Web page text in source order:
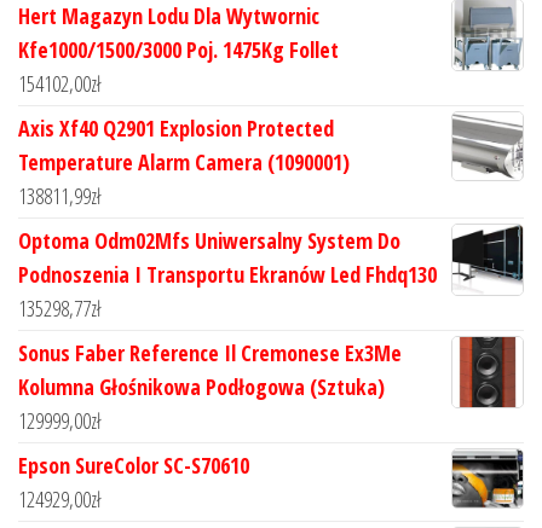
Hert Magazyn Lodu Dla Wytwornic
Kfe1000/1500/3000 Poj. 1475Kg Follet
154102,00zł
Axis Xf40 Q2901 Explosion Protected
Temperature Alarm Camera (1090001)
138811,99zł
Optoma Odm02Mfs Uniwersalny System Do
Podnoszenia I Transportu Ekranów Led Fhdq130
135298,77zł
Sonus Faber Reference Il Cremonese Ex3Me
Kolumna Głośnikowa Podłogowa (Sztuka)
129999,00zł
Epson SureColor SC-S70610
124929,00zł